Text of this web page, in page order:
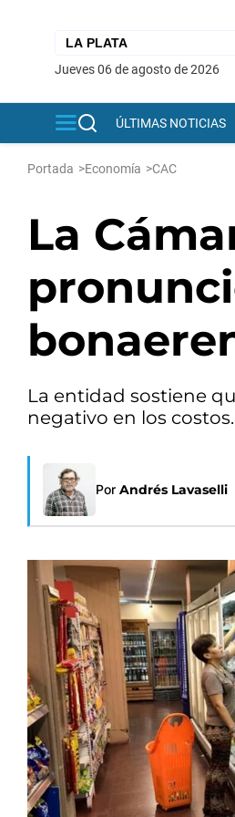
jueves 06 de agosto de 2026
ÚLTIMAS NOTICIAS
Portada >Economía >CAC
La
La entidad sostiene
negativo en los costos.
Por Andrés Lavaselli